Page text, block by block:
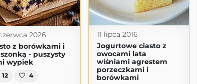
11 lipca 2016
Jogurtowe ciasto z
owocami lata
wiśniami agrestem
porzeczkami i
borówkami
2026
z borówkami i
- puszysty
wypiek
12 4